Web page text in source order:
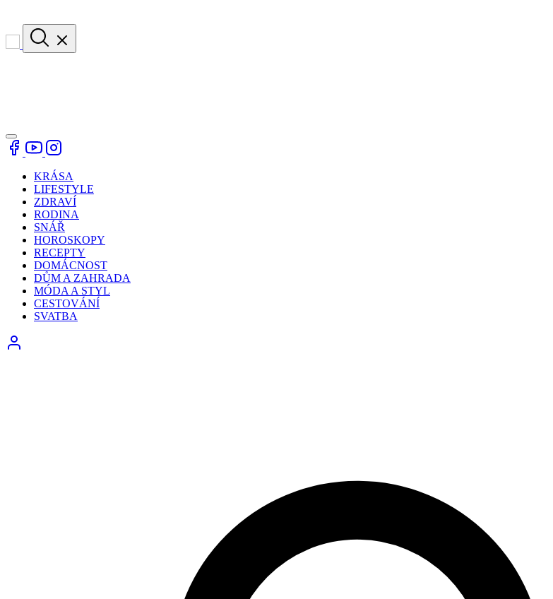
KRÁSA
LIFESTYLE
ZDRAVÍ
RODINA
SNÁŘ
HOROSKOPY
RECEPTY
DOMÁCNOST
DŮM A ZAHRADA
MÓDA A STYL
CESTOVÁNÍ
SVATBA